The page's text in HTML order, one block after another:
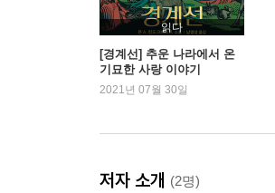
읽다
[경계선] 추운 나라에서 온
기묘한 사랑 이야기
2021년 07월 30일
저자 소개 (2명)